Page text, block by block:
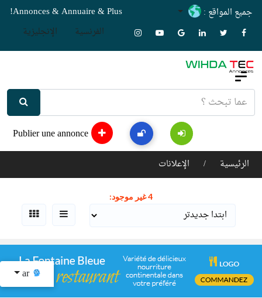
ar
Annonces & Annuaire & Plus!
جميع المواقع :
الفرنسية
الإنجليزية
Publier une annonce
الرئيسية الإعلانات
4 غير موجود:
عرض الفئات المسموح بها علي فلاتر البحث.
Condition
Type